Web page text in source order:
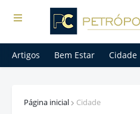
Artigos Bem Estar Cidade
Página inicial Cidade